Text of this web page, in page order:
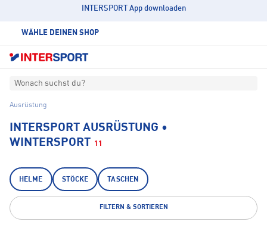
INTERSPORT App downloaden
WÄHLE DEINEN SHOP
Wonach suchst du?
Ausrüstung
INTERSPORT AUSRÜSTUNG •
WINTERSPORT
11
HELME STÖCKE TASCHEN
FILTERN & SORTIEREN